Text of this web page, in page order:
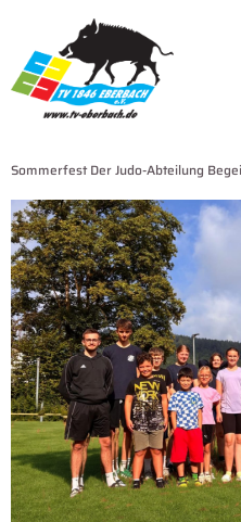
Sommerfest Der Judo-Abteilung